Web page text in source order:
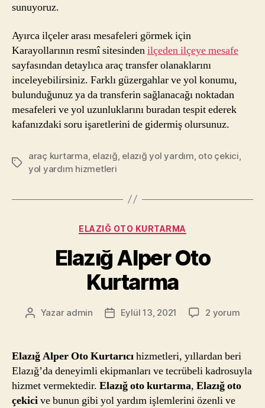
sunuyoruz.
Ayırca ilçeler arası mesafeleri görmek için
Karayollarının resmî sitesindenilçeden ilçeye mesafe
sayfasından detaylıca araç transfer olanaklarını
inceleyebilirsiniz. Farklı güzergahlar ve yol konumu,
bulunduğunuz ya da transferin sağlanacağı noktadan
mesafeleri ve yol uzunluklarını buradan tespit ederek
kafanızdaki soru işaretlerini de gidermiş olursunuz.
Etiketler
araç kurtarma elazığ elazığ yol yardım oto çekici
yol yardım hizmetleri
Kategoriler
ELAZIĞ OTO KURTARMA
Elazığ Alper Oto
Kurtarma
Yazının
Yazar admin
YazıEylül 13, 2021
Elazığ
Kurtarma
2 yorum
Elazığ Alper Oto Kurtarıcıhizmetleri, yıllardan beri
Elazığ’da deneyimli ekipmanları ve tecrübeli kadrosuyla
hizmet vermektedir. Elazığ oto kurtarma, Elazığ oto
çekicive bunun gibi yol yardım işlemlerini özenli ve